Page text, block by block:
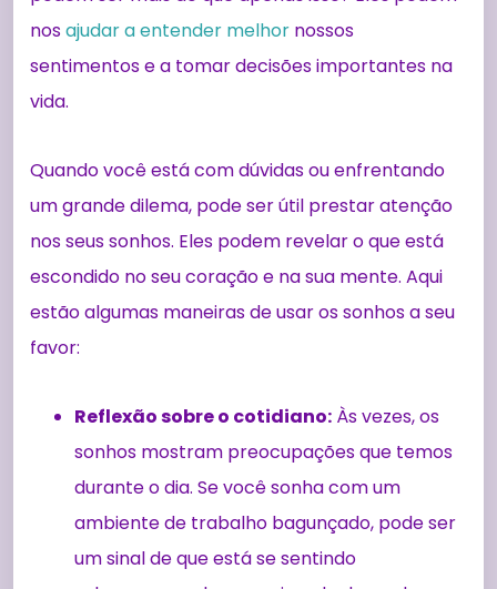
nosajudar a entender melhor nossos
sentimentos e a tomar decisões importantes na
vida.
Quando você está com dúvidas ou enfrentando
um grande dilema, pode ser útil prestar atenção
nos seus sonhos. Eles podem revelar o que está
escondido no seu coração e na sua mente. Aqui
estão algumas maneiras de usar os sonhos a seu
favor:
Reflexão sobre o cotidiano: Às vezes, os
sonhos mostram preocupações que temos
durante o dia. Se você sonha com um
ambiente de trabalho bagunçado, pode ser
um sinal de que está se sentindo